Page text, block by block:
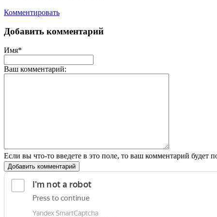
Комментировать
Добавить комментарий
Имя*
Ваш комментарий:
Если вы что-то введете в это поле, то ваш комментарий будет
Добавить комментарий